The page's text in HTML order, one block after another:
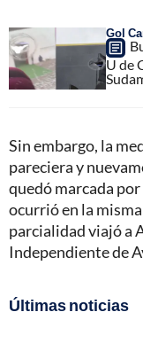
Gol
U de
Sin embargo, la
pareciera y
quedó marcada
ocurrió en la misma
parcialidad viajó a
Independiente de
Últimas noticias